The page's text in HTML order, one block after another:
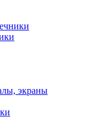
экраны